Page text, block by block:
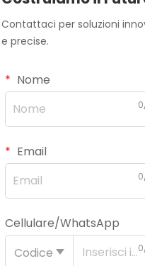
Contattaci per soluzioni
e precise.
Nome
Email
Cellulare/WhatsApp
Codice